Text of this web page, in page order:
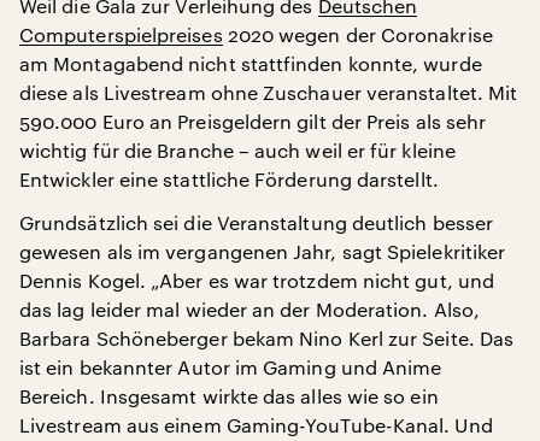
Weil die Gala zur Verleihung des Deutschen
Computerspielpreises 2020 wegen der Coronakrise
am Montagabend nicht stattfinden konnte, wurde
diese als Livestream ohne Zuschauer veranstaltet. Mit
590.000 Euro an Preisgeldern gilt der Preis als sehr
wichtig für die Branche – auch weil er für kleine
Entwickler eine stattliche Förderung darstellt.
Grundsätzlich sei die Veranstaltung deutlich besser
gewesen als im vergangenen Jahr, sagt Spielekritiker
Dennis Kogel. „Aber es war trotzdem nicht gut, und
das lag leider mal wieder an der Moderation. Also,
Barbara Schöneberger bekam Nino Kerl zur Seite. Das
ist ein bekannter Autor im Gaming und Anime
Bereich. Insgesamt wirkte das alles wie so ein
Livestream aus einem Gaming-YouTube-Kanal. Und